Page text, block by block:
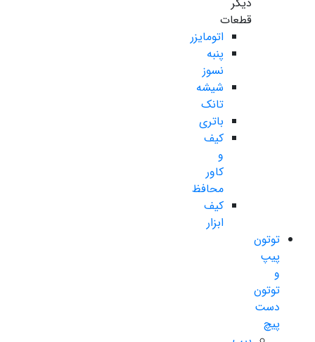
قطعات
اتومایزر
پنبه
نسوز
شیشه
تانک
باتری
کیف
و
کاور
محافظ
کیف
ابزار
توتون
پیپ
و
توتون
دست
پیچ